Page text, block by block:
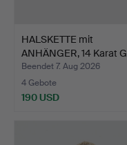
HALSKETTE mit
ANHÄNGER, 14 Karat
und …
Beendet 7. Aug 2026
4 Gebote
190 USD